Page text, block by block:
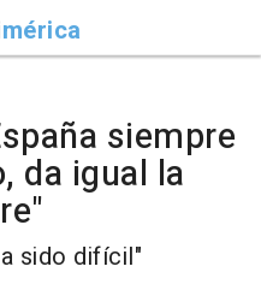
mérica
siempre
da igual la
sido difícil"